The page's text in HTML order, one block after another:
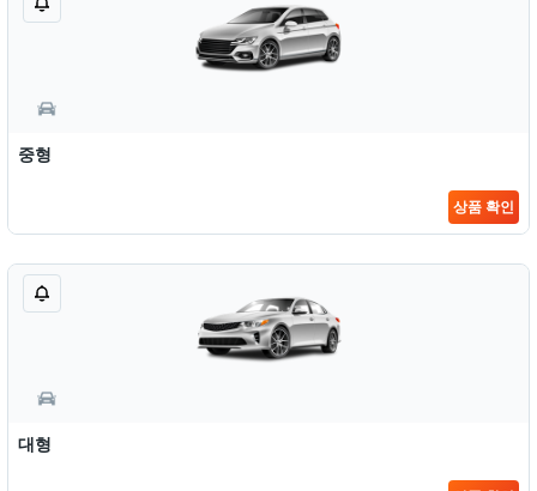
중형
상품 확인
대형